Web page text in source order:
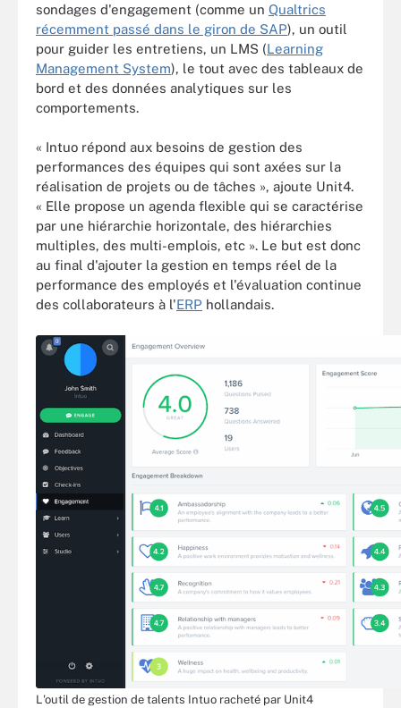
sondages d'engagement (comme un Qualtrics
récemment passé dans le giron de SAP), un outil
pour guider les entretiens, un LMS (Learning
Management System), le tout avec des tableaux de
bord et des données analytiques sur les
comportements.
« Intuo répond aux besoins de gestion des
performances des équipes qui sont axées sur la
réalisation de projets ou de tâches », ajoute Unit4.
« Elle propose un agenda flexible qui se caractérise
par une hiérarchie horizontale, des hiérarchies
multiples, des multi-emplois, etc ». Le but est donc
au final d'ajouter la gestion en temps réel de la
performance des employés et l'évaluation continue
des collaborateurs à l'ERP hollandais.
L'outil de gestion de talents Intuo racheté par Unit4